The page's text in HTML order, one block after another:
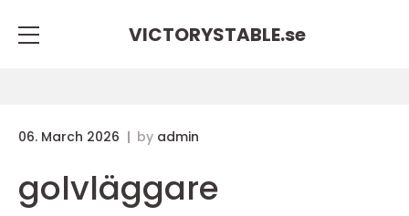
VICTORYSTABLE.se
06. March 2026 by admin
golvläggare